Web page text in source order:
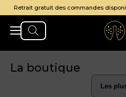
Retrait gratuit des commandes
La boutique